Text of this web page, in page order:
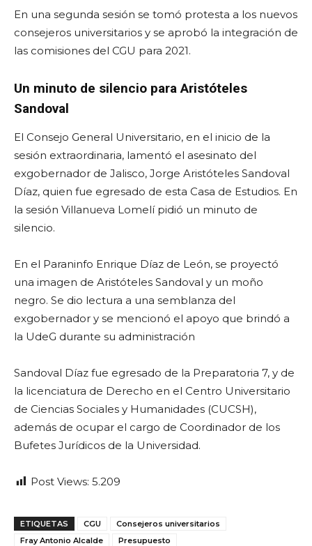
En una segunda sesión se tomó protesta a los nuevos
consejeros universitarios y se aprobó la integración de
las comisiones del CGU para 2021.
Un minuto de silencio para Aristóteles
Sandoval
El Consejo General Universitario, en el inicio de la
sesión extraordinaria, lamentó el asesinato del
exgobernador de Jalisco, Jorge Aristóteles Sandoval
Díaz, quien fue egresado de esta Casa de Estudios. En
la sesión Villanueva Lomelí pidió un minuto de
silencio.
En el Paraninfo Enrique Díaz de León, se proyectó
una imagen de Aristóteles Sandoval y un moño
negro. Se dio lectura a una semblanza del
exgobernador y se mencionó el apoyo que brindó a
la UdeG durante su administración
Sandoval Díaz fue egresado de la Preparatoria 7, y de
la licenciatura de Derecho en el Centro Universitario
de Ciencias Sociales y Humanidades (CUCSH),
además de ocupar el cargo de Coordinador de los
Bufetes Jurídicos de la Universidad.
Post Views: 5.209
ETIQUETAS CGU
Consejeros universitarios
Fray Antonio Alcalde
Presupuesto